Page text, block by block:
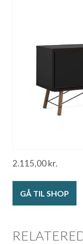
2.115,00kr.
GÅ TIL SHOP